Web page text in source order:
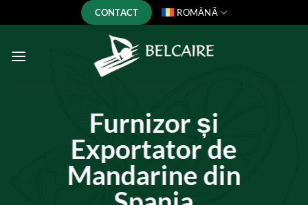
to
CONTACT ROMÂNĂ
Furnizor și
Exportator de
Mandarine din